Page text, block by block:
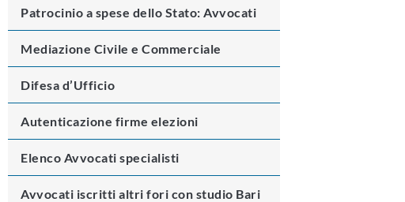
Patrocinio a spese dello Stato: Avvocati
Mediazione Civile e Commerciale
Difesa d’Ufficio
Autenticazione firme elezioni
Elenco Avvocati specialisti
Avvocati iscritti altri fori con studio Bari